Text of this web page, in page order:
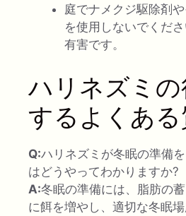
庭でナメクジ駆除剤
を使用しないでくだ
有害です。
ハリネズミ
するよくある
Q:ハリネズミが冬眠の準備
はどうやってわかりますか?
A:冬眠の準備には、脂肪の
に餌を増やし、適切な冬眠